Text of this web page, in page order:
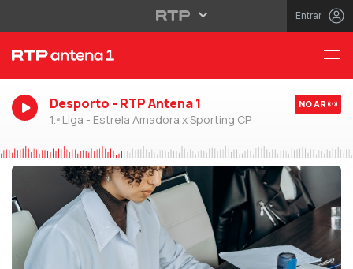
Entrar
Desporto - RTP Antena 1
1.ª Liga - Estrela Amadora x Sporting CP
NO AR